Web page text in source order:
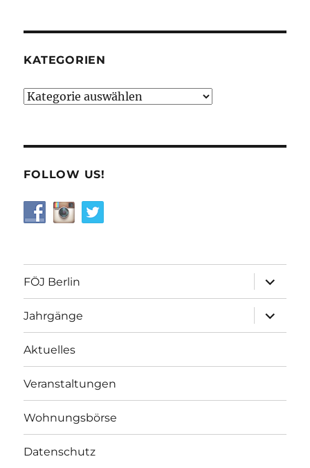
KATEGORIEN
Kategorien
FOLLOW US!
FÖJ Berlin
öffnen
Jahrgänge
öffnen
Aktuelles
Veranstaltungen
Wohnungsbörse
Datenschutz